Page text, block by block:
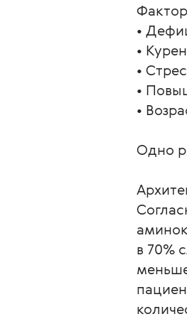
•
•
•
•
•
Одно
в 70%